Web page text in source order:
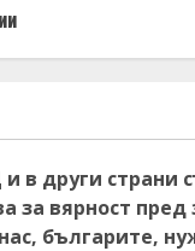
в други страни
за вярност пред
българите,